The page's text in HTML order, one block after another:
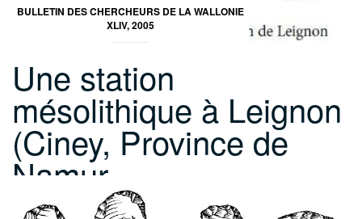
BULLETIN DES CHERCHEURS DE LA WALLONIE
XLIV, 2005
Une station
mésolithique à Leignon
(Ciney, Province de
Namur,…